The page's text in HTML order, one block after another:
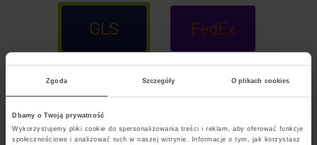
Zgoda Szczegóły O plikach cookies
Dbamy o Twoją prywatność
Wykorzystujemy pliki cookie do spersonalizowania treści i reklam, aby oferować funkcje
społecznościowe i analizować ruch w naszej witrynie. Informacje o tym, jak korzystasz
GLS FedEx